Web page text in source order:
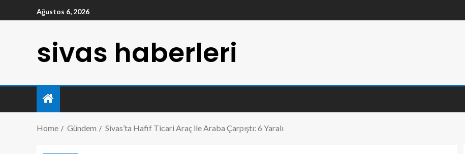
Ağustos 6, 2026
sivas haberleri
Home Gündem Sivas’ta Hafif Ticari Araç ile Araba Çarpıştı: 6 Yaralı